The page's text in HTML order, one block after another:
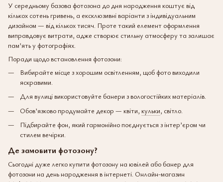
У середньому базова фотозона до дня народження коштує від
кількох сотень гривень, а ексклюзивні варіанти з індивідуальним
дизайном — від кількох тисяч. Проте такий елемент оформлення
виправдовує витрати, адже створює стильну атмосферу та залишає
пам’ять у фотографіях.
Поради щодо встановлення фотозони:
Вибирайте місце з хорошим освітленням, щоб фото виходили
яскравими.
Для вулиці використовуйте банери з вологостійких матеріалів.
Обов’язково продумайте декор — квіти, кульки, світло.
Підбирайте фон, який гармонійно поєднується з інтер’єром чи
стилем вечірки.
Де замовити фотозону?
Сьогодні дуже легко купити фотозону на ювілей або банер для
фотозони на день народження в інтернеті. Онлайн-магазин